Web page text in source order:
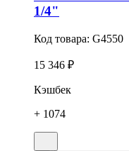
1/4"
Код товара: G4550
15 346 ₽
Кэшбек
+ 1074